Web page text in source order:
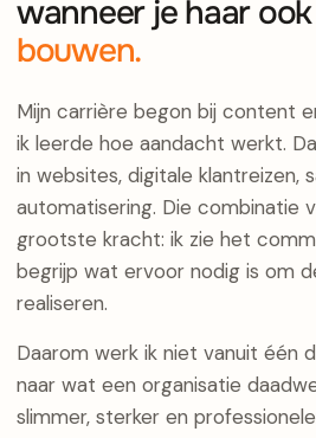
wanneer je haar
bouwen.
Mijn carrière begon bij content
ik leerde hoe aandacht werkt.
in websites, digitale klantreizen,
automatisering. Die combinatie
grootste kracht: ik zie het
begrijp wat ervoor nodig is om
realiseren.
Daarom werk ik niet vanuit één
naar wat een organisatie
slimmer, sterker en